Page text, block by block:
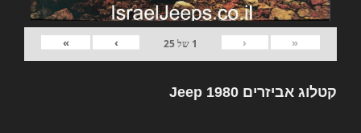
«
‹
1 של25
›
»
קטלוג אביזרים Jeep 1980